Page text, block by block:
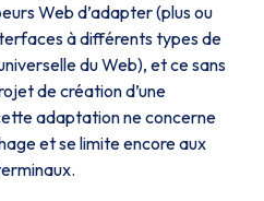
Web d’adapter (plus ou
à différents types de
du Web), et ce sans
de création d’une
adaptation ne concerne
et se limite encore aux